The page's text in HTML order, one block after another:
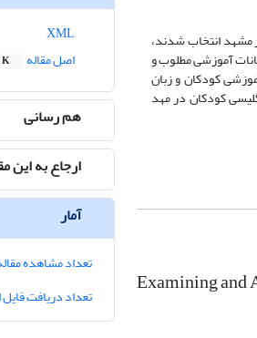
کودک‌ها است. بدین منظور22 مهد کودک در سطح شهر مشهد انتخاب شدند،
آموزشی مطلوب و
کودکان و زبان
کودکان در مهد
Examining and
اصل مقاله
K
هم رسانی
ارجاع به این
آمار
تعداد مشاهده
تعداد دریافت